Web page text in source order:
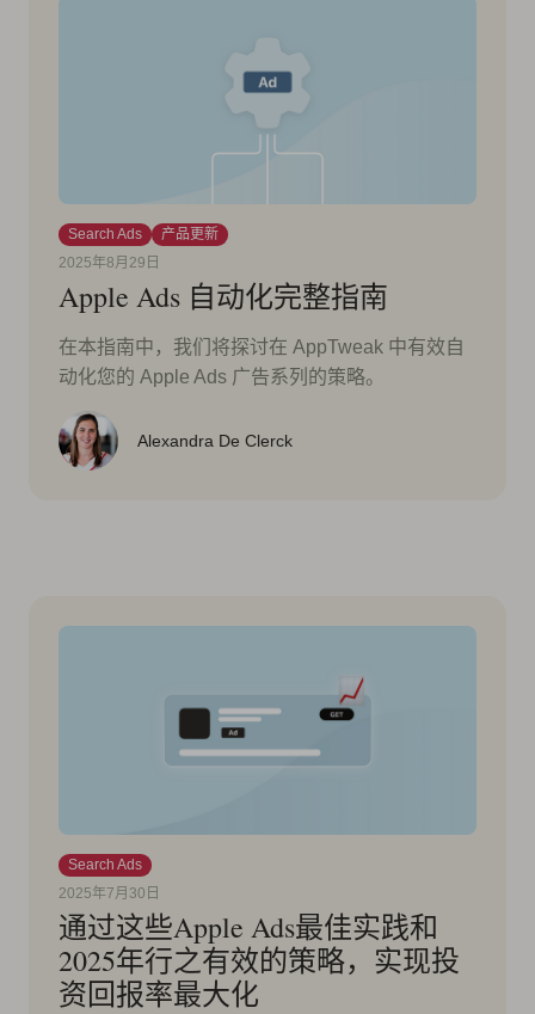
Search Ads
产品更新
2025年8月29日
Apple Ads 自动化完整指南
在本指南中，我们将探讨在 AppTweak 中有效自
动化您的 Apple Ads 广告系列的策略。
Alexandra De Clerck
Search Ads
2025年7月30日
通过这些Apple Ads最佳实践和
2025年行之有效的策略，实现投
资回报率最大化